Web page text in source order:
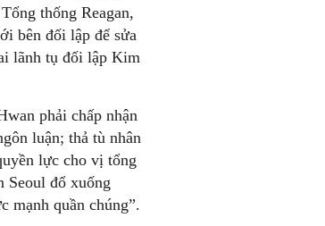
thống Reagan,
bên đối lập để sửa
lãnh tụ đối lập Kim
phải chấp nhận
luận; thả tù nhân
lực cho vị tổng
Seoul đổ xuống
mạnh quần chúng”.